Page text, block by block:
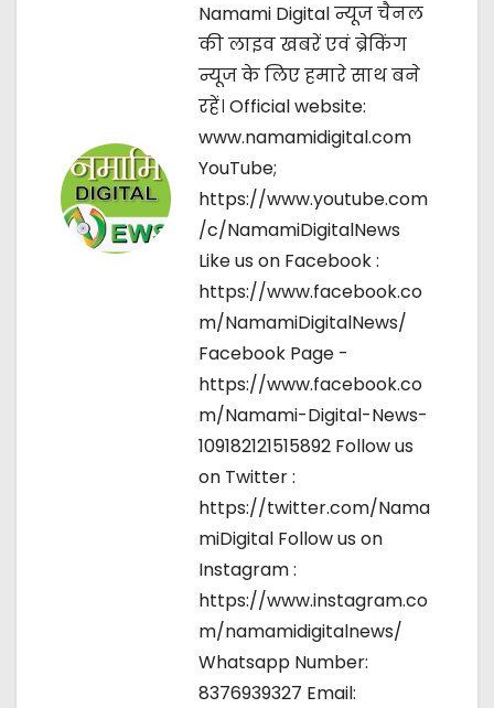
Namami Digital न्यूज चैनल
की लाइव खबरें एवं ब्रेकिंग
न्यूज के लिए हमारे साथ बने
रहें। Official website:
www.namamidigital.com
YouTube;
https://www.youtube.com
/c/NamamiDigitalNews
Like us on Facebook :
https://www.facebook.co
m/NamamiDigitalNews/
Facebook Page -
https://www.facebook.co
m/Namami-Digital-News-
109182121515892 Follow us
on Twitter :
https://twitter.com/Nama
miDigital Follow us on
Instagram :
https://www.instagram.co
m/namamidigitalnews/
Whatsapp Number:
8376939327 Email: